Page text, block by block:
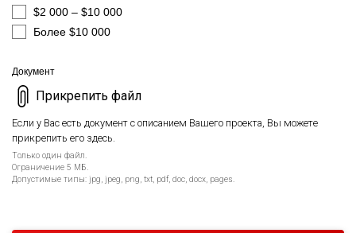
$2 000 – $10 000
Более $10 000
Документ
Прикрепить файл
Если у Вас есть документ с описанием Вашего проекта, Вы можете
прикрепить его здесь.
Только один файл.
Ограничение 5 МБ.
Допустимые типы: jpg, jpeg, png, txt, pdf, doc, docx, pages.